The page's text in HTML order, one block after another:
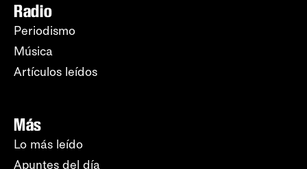
Radio
Periodismo
Música
Artículos leídos
Más
Lo más leído
Apuntes del día